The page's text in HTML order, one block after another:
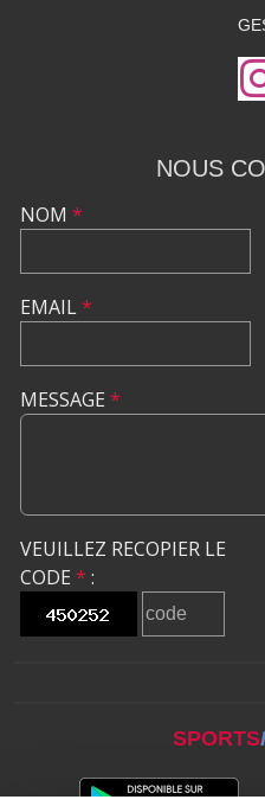
NOUS
NOM *
EMAIL*
MESSAGE *
VEUILLEZ RECOPIER LE
CODE * :
SPORTS